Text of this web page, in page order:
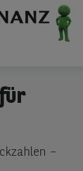
–